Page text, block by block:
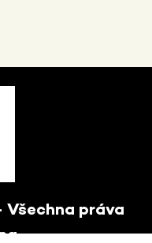
Všechna práva